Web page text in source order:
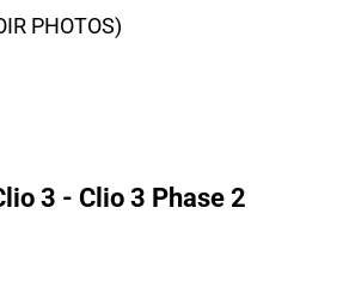
PHOTOS)
3 - Clio 3 Phase 2